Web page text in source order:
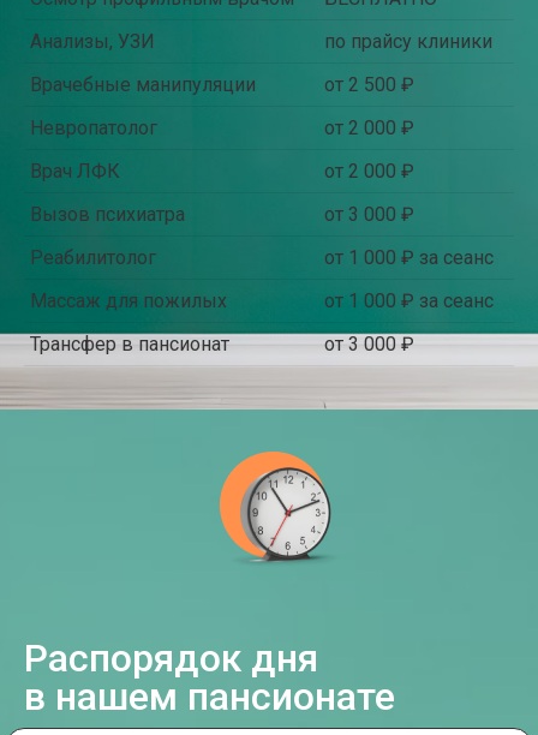
Анализы, УЗИ
по прайсу клиники
Врачебные манипуляции
от 2 500 ₽
Невропатолог
от 2 000 ₽
Врач ЛФК
от 2 000 ₽
Вызов психиатра
от 3 000 ₽
Реабилитолог
от 1 000 ₽ за сеанс
Массаж для пожилых
от 1 000 ₽ за сеанс
Трансфер в пансионат
от 3 000 ₽
Распорядок дня
в нашем пансионате